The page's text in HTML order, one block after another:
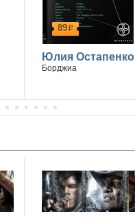
89р
Юлия Остапенко
Борджиа